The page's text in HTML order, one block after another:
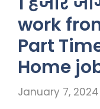
work
Part
Home
January 7, 2024